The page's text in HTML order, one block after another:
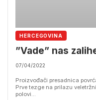
HERCEGOVINA
”Vade” nas
07/04/2022
Proizvođači presadnica
Prve tezge na prilazu
polovi...